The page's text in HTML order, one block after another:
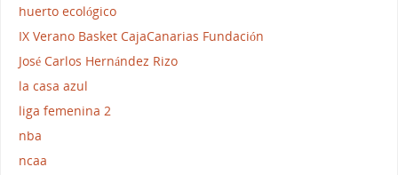
huerto ecológico
IX Verano Basket CajaCanarias Fundación
José Carlos Hernández Rizo
la casa azul
liga femenina 2
nba
ncaa